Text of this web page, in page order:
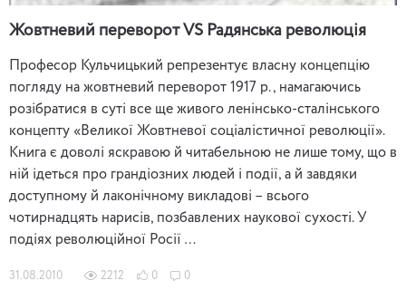
Жовтневий переворот VS Радянська революція
Професор Кульчицький репрезентує власну концепцію
погляду на жовтневий переворот 1917 р., намагаючись
розібратися в суті все ще живого ленінсько-сталінського
концепту «Великої Жовтневої соціалістичної революції».
Книга є доволі яскравою й читабельною не лише тому, що в
ній ідеться про грандіозних людей і події, а й завдяки
доступному й лаконічному викладові – всього
чотирнадцять нарисів, позбавлених наукової сухості. У
подіях революційної Росії …
31.08.2010 2212 0 0